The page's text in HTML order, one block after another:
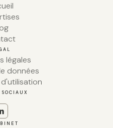
légales
données
SOCIAUX